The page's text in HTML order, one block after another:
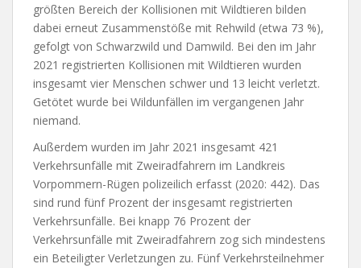
größten Bereich der Kollisionen mit Wildtieren bilden
dabei erneut Zusammenstöße mit Rehwild (etwa 73 %),
gefolgt von Schwarzwild und Damwild. Bei den im Jahr
2021 registrierten Kollisionen mit Wildtieren wurden
insgesamt vier Menschen schwer und 13 leicht verletzt.
Getötet wurde bei Wildunfällen im vergangenen Jahr
niemand.
Außerdem wurden im Jahr 2021 insgesamt 421
Verkehrsunfälle mit Zweiradfahrern im Landkreis
Vorpommern-Rügen polizeilich erfasst (2020: 442). Das
sind rund fünf Prozent der insgesamt registrierten
Verkehrsunfälle. Bei knapp 76 Prozent der
Verkehrsunfälle mit Zweiradfahrern zog sich mindestens
ein Beteiligter Verletzungen zu. Fünf Verkehrsteilnehmer